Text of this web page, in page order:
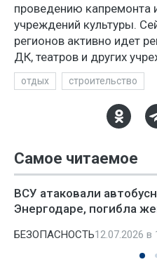
проведению капремонта
учреждений культуры.
регионов активно идет
ДК, театров и других
отдых строительство
Самое читаемое
ВСУ атаковали
Энергодаре, погибла
БЕЗОПАСНОСТЬ12.07.2026 в